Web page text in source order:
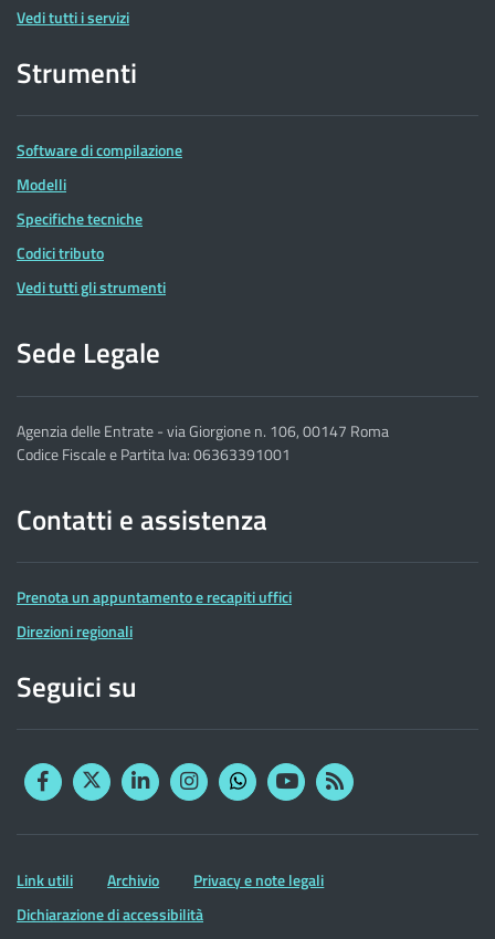
Vedi tutti i servizi
Strumenti
Software di compilazione
Modelli
Specifiche tecniche
Codici tributo
Vedi tutti gli strumenti
Sede Legale
Agenzia delle Entrate - via Giorgione n. 106, 00147 Roma
Codice Fiscale e Partita Iva: 06363391001
Contatti e assistenza
Prenota un appuntamento e recapiti uffici
Direzioni regionali
Seguici su
FacebookTwitterLinkedinInstagram
YouTubeRSS
Altre
informazioni
Link utili Archivio
Privacy e note legali
Dichiarazione di accessibilità